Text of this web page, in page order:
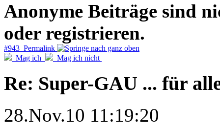
Anonyme Beiträge sind
oder registrieren.
#943 Permalink
Mag ich
Mag ich nicht
Re: Super-GAU ... für
28.Nov.10 11:19:20